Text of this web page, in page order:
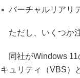
バーチャルリアリ
ただし、いくつか
同社がWindows 11
キュリティ（VBS）